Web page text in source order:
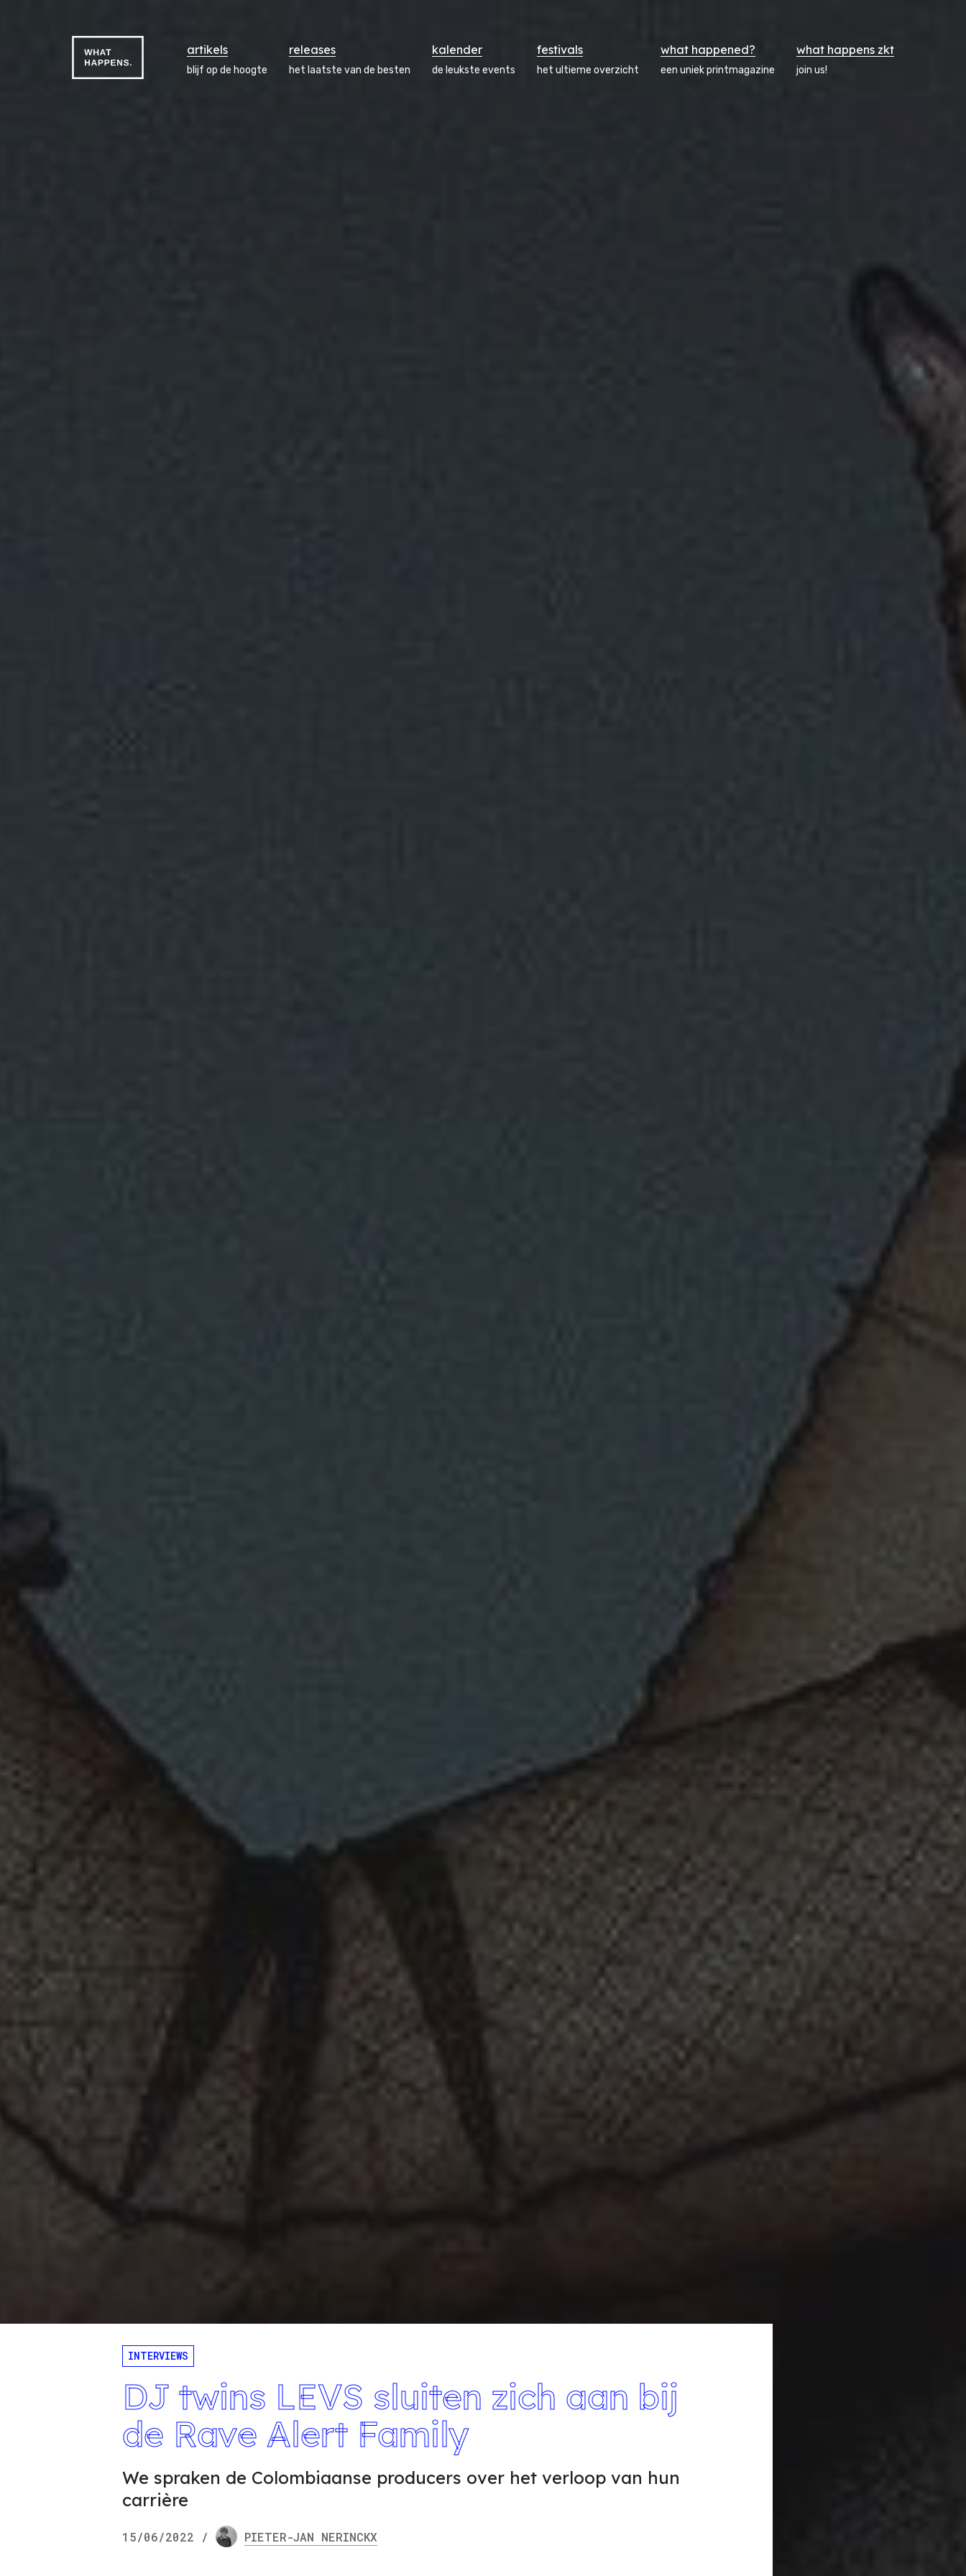
artikels
blijf op de hoogte
releases
het laatste van de besten
kalender
de leukste events
festivals
het ultieme overzicht
what happened?
een uniek printmagazine
what happens zkt
join us!
INTERVIEWS
DJ twins LEVS sluiten zich aan bij
de Rave Alert Family
We spraken de Colombiaanse producers over het verloop van hun
carrière
15/06/2022 / PIETER-JAN NERINCKX